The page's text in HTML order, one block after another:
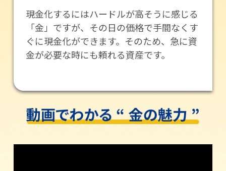
現金化するにはハードルが高そうに感じる
「金」ですが、その日の価格で手間なくす
ぐに現金化ができます。そのため、急に資
金が必要な時にも頼れる資産です。